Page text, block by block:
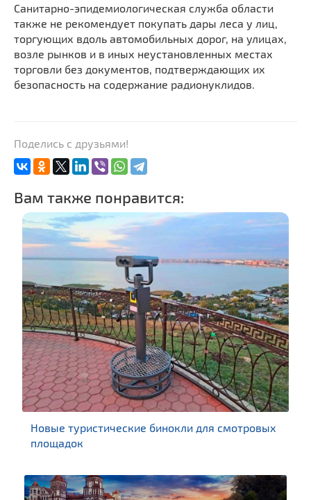
Санитарно-эпидемиологическая служба области
также не рекомендует покупать дары леса у лиц,
торгующих вдоль автомобильных дорог, на улицах,
возле рынков и в иных неустановленных местах
торговли без документов, подтверждающих их
безопасность на содержание радионуклидов.
Поделись с друзьями!
Вам также понравится:
Новые туристические бинокли для смотровых
площадок